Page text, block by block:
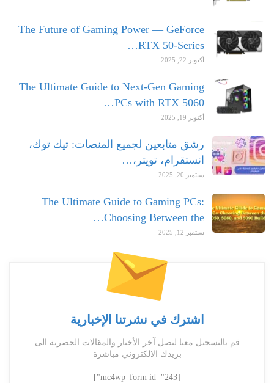
The Future of Gaming Power — GeForce
RTX 50-Series…
أكتوبر 22, 2025
The Ultimate Guide to Next-Gen Gaming
PCs with RTX 5060…
أكتوبر 19, 2025
رشق متابعين لجميع المنصات: تيك توك،
انستقرام، تويتر،…
سبتمبر 20, 2025
The Ultimate Guide to Gaming PCs:
Choosing Between the…
سبتمبر 12, 2025
اشترك في نشرتنا الإخبارية
قم بالتسجيل معنا لتصل آخر الأخبار والمقالات الحصرية الى
بريدك الالكتروني مباشرة
[mc4wp_form id="243"]